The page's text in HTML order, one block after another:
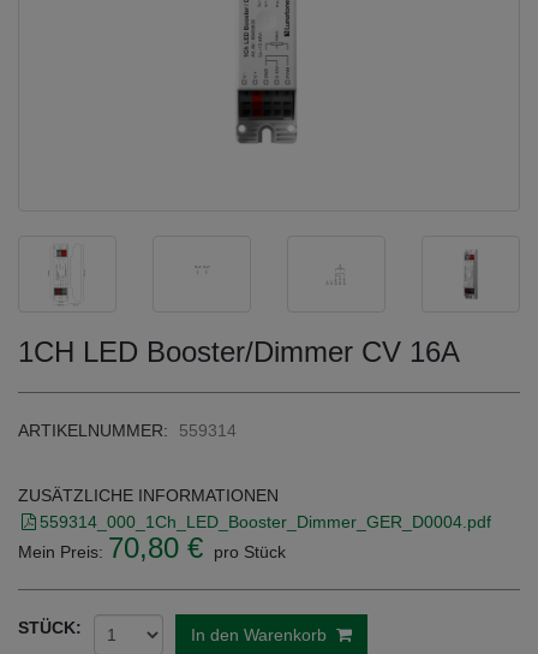
1CH LED Booster/Dimmer CV 16A
ARTIKELNUMMER: 559314
ZUSÄTZLICHE INFORMATIONEN
559314_000_1Ch_LED_Booster_Dimmer_GER_D0004.pdf
Mein Preis: 70,80 € pro Stück
STÜCK: In den Warenkorb